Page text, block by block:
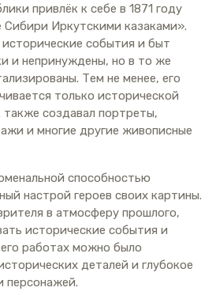
привлёк к себе в 1871 году
Иркутскими казаками».
события и быт
и непринуждены, но в то же
Тем не менее, его
только исторической
создавал портреты,
и многие другие живописные
способностью
настрой героев своих картины.
в атмосферу прошлого,
исторические события и
работах можно было
деталей и глубокое
персонажей.